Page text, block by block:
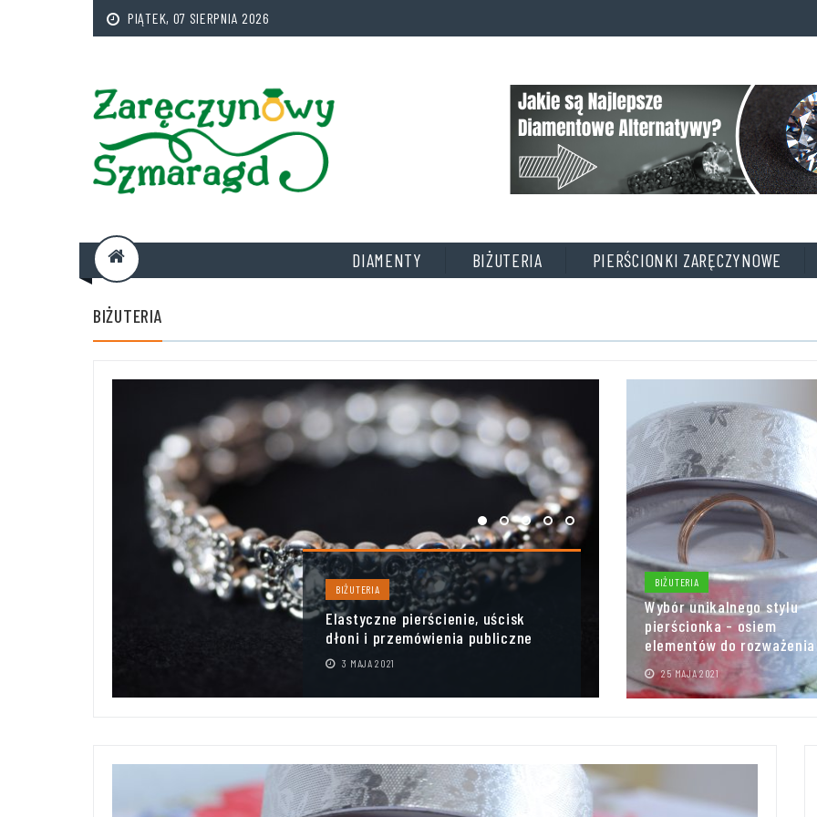
PIĄTEK, 07 SIERPNIA 2026
T
DIAMENTY
BIŻUTERIA PIERŚCIONKI ZARĘCZYNOWE
BIŻUTERIA
BIŻUTERIA
Kausze a ulepszacze, od
funkcjonalnych do fantastycznych
26 KWIETNIA 2021
BIŻUTERIA
Wybór unikalnego stylu
pierścionka - osiem
elementów do rozważenia
25 MAJA 2021